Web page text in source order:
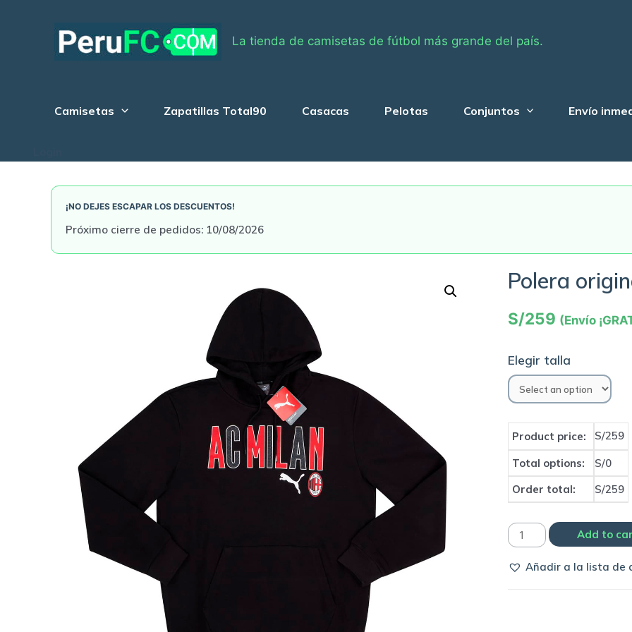
La tienda de camisetas de fútbol más grande del país.
Camisetas Zapatillas Total90 Casacas Pelotas Conjuntos Envío
¡NO DEJES ESCAPAR LOS DESCUENTOS!
Próximo cierre de pedidos: 10/08/2026
Polera
S/259 (Envío
Elegir talla
Product price: S/259
Total options:
S/0
Order total:
S/259
Polera
AC
Add to
Añadir a la lista de